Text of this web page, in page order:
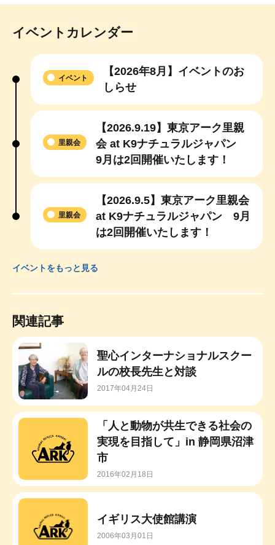
イベントカレンダー
【2026年8月】イベントのお
しらせ
イベント
【2026.9.19】東京アーク里親
会 at K9ナチュラルジャパン
9月は2回開催いたします！
里親会
【2026.9.5】東京アーク里親会
at K9ナチュラルジャパン 9月
は2回開催いたします！
里親会
イベントをもっと見る
関連記事
聖心インターナショナルスクー
ルの校長先生と対談
2017年04月24日
「人と動物が共生できる社会の
実現を目指して」in 静岡県沼津
市
2016年02月18日
イギリス大使館講演
2006年03月01日